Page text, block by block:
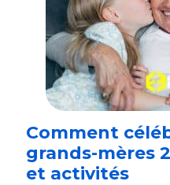
Comment
grands-mères
et activités